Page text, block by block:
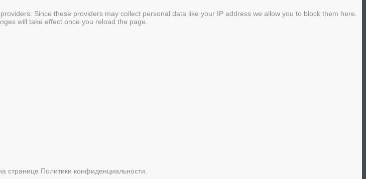
Since these providers may collect personal data like your IP address we allow you to block them here.
will take effect once you reload the page.
Политики конфиденциальности.